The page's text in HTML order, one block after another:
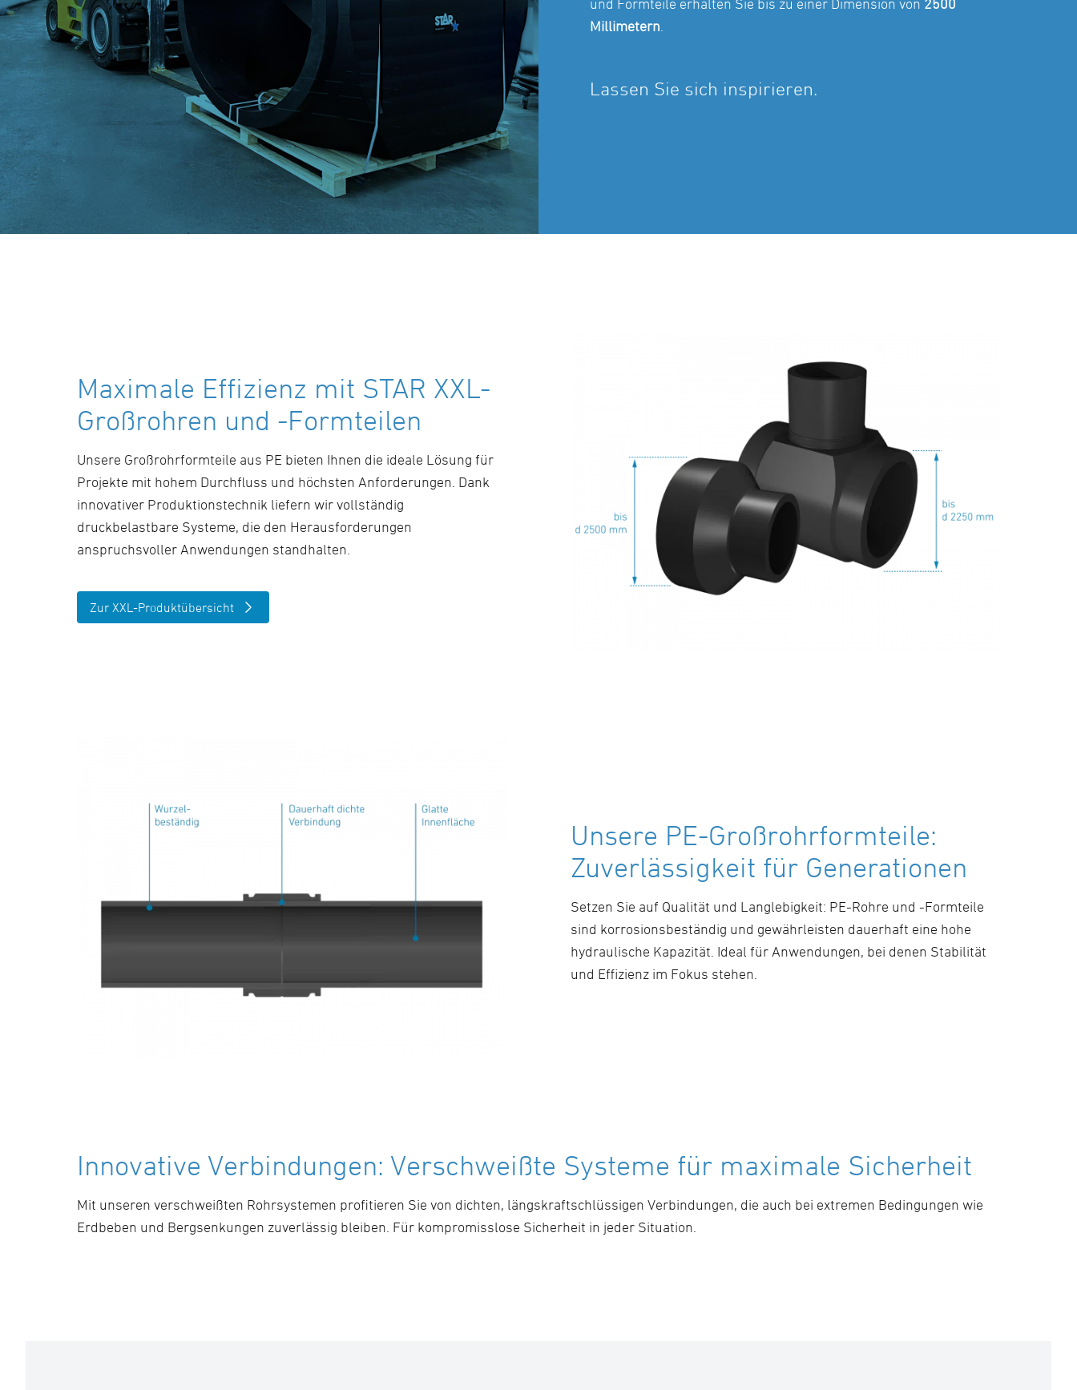
und Formteile erhalten Sie bis zu einer Dimension von 2500
Millimetern
Lassen Sie sich inspirieren.
Maximale Effizienz mit STAR XXL-
Großrohren und -Formteilen
Unsere Großrohrformteile aus PE bieten Ihnen die ideale Lösung für
Projekte mit hohem Durchfluss und höchsten Anforderungen. Dank
innovativer Produktionstechnik liefern wir vollständig
druckbelastbare Systeme, die den Herausforderungen
anspruchsvoller Anwendungen standhalten.
Zur XXL-Produktübersicht
Unsere PE-Großrohrformteile:
Zuverlässigkeit für Generationen
Setzen Sie auf Qualität und Langlebigkeit: PE-Rohre und -Formteile
sind korrosionsbeständig und gewährleisten dauerhaft eine hohe
hydraulische Kapazität. Ideal für Anwendungen, bei denen Stabilität
und Effizienz im Fokus stehen.
Innovative Verbindungen: Verschweißte Systeme für maximale Sicherheit
Mit unseren verschweißten Rohrsystemen profitieren Sie von dichten, längskraftschlüssigen Verbindungen, die auch bei extremen Bedingungen wie
Erdbeben und Bergsenkungen zuverlässig bleiben. Für kompromisslose Sicherheit in jeder Situation.